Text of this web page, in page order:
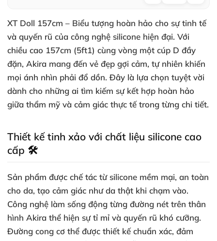
XT Doll 157cm – Biểu tượng hoàn hảo cho sự tinh tế
và quyến rũ của công nghệ silicone hiện đại. Với
chiều cao 157cm (5ft1) cùng vòng một cúp D đầy
đặn, Akira mang đến vẻ đẹp gợi cảm, tự nhiên khiến
mọi ánh nhìn phải đổ dồn. Đây là lựa chọn tuyệt vời
dành cho những ai tìm kiếm sự kết hợp hoàn hảo
giữa thẩm mỹ và cảm giác thực tế trong từng chi tiết.
Thiết kế tinh xảo với chất liệu silicone cao
cấp 🛠️
Sản phẩm được chế tác từ silicone mềm mại, an toàn
cho da, tạo cảm giác như da thật khi chạm vào.
Công nghệ làm sống động từng đường nét trên thân
hình Akira thể hiện sự tỉ mỉ và quyến rũ khó cưỡng.
Đường cong cơ thể được thiết kế chuẩn xác, đảm